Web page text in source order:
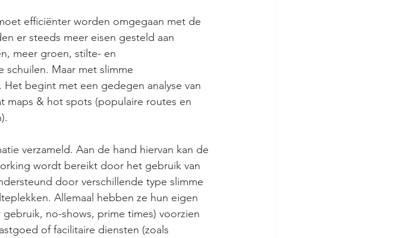
efficiënter worden omgegaan met de
er steeds meer eisen gesteld aan
meer groen, stilte- en
Maar met slimme
begint met een gedegen analyse van
maps & hot spots (populaire routes en
verzameld. Aan de hand hiervan kan de
wordt bereikt door het gebruik van
door verschillende type slimme
Allemaal hebben ze hun eigen
no-shows, prime times) voorzien
of facilitaire diensten (zoals